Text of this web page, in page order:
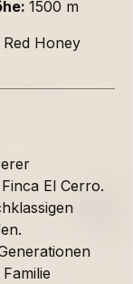
1500 m
Red Honey
El Cerro.